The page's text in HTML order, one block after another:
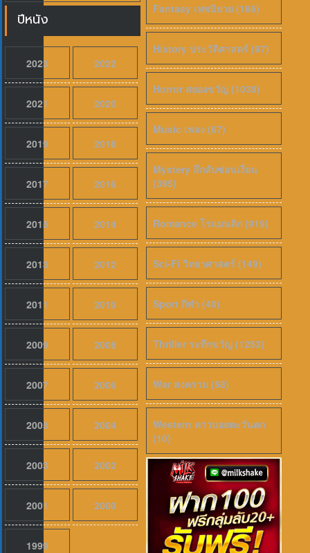
ปีหนัง
2023 2022
2021 2020
2019 2018
2017 2016
2015 2014
2013 2012
2011 2010
2009 2008
2007 2006
2005 2004
2003 2002
2001 2000
1999
เสียงไทย
Evil Dead Burn (2026) ผีอมตะแผดเผา
Fantasy เทพนิยาย (186)
History ประวัติศาสตร์ (97)
Horror สยองขวัญ (1039)
Music เพลง (67)
Mystery ลึกลับซ่อนเงื่อน
(395)
Romance โรแมนติก (919)
Sci-Fi วิทยาศาสตร์ (149)
Sport กีฬา (40)
Thriller ระทึกขวัญ (1253)
War สงคราม (58)
Western คาวบอยตะวันตก
(10)